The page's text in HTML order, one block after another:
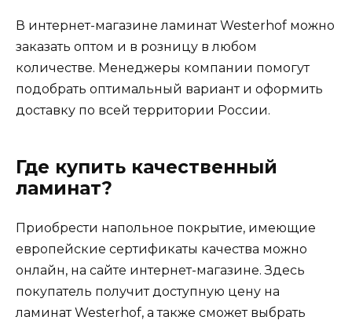
В интернет-магазине ламинат Westerhof можно
заказать оптом и в розницу в любом
количестве. Менеджеры компании помогут
подобрать оптимальный вариант и оформить
доставку по всей территории России.
Где купить качественный
ламинат?
Приобрести напольное покрытие, имеющие
европейские сертификаты качества можно
онлайн, на сайте интернет-магазине. Здесь
покупатель получит доступную цену на
ламинат Westerhof, а также сможет выбрать